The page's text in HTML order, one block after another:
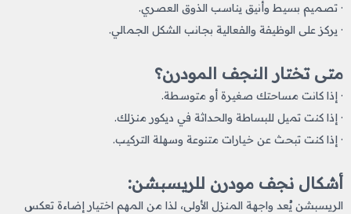
· تصميم بسيط وأنيق يناسب الذوق العصري.
· يركز على الوظيفة والفعالية بجانب الشكل الجمالي.
متى تختار النجف المودرن؟
· إذا كانت مساحتك صغيرة أو متوسطة.
· إذا كنت تميل للبساطة والحداثة في ديكور منزلك.
· إذا كنت تبحث عن خيارات متنوعة وسهلة التركيب.
أشكال نجف مودرن للريسبشن:
الريسبشن يُعد واجهة المنزل الأولى، لذا من المهم اختيار إضاءة تعكس